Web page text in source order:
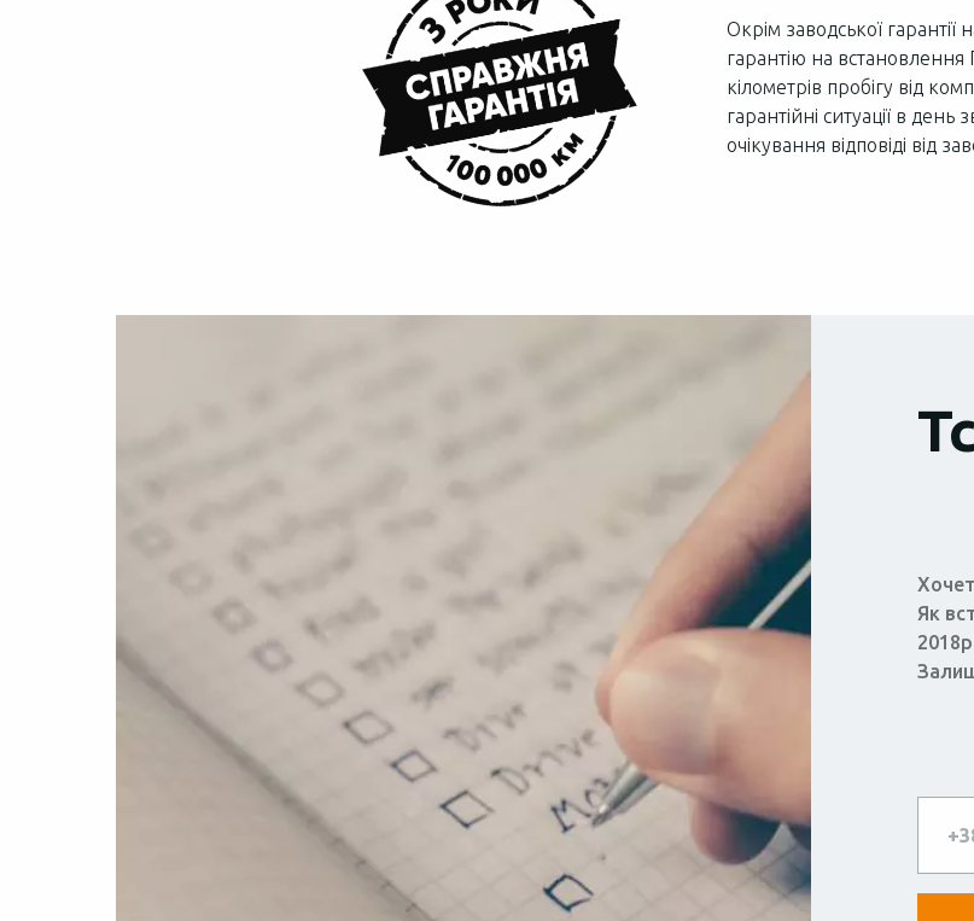
Окрім заводської
гарантію на
кілометрів пробігу від
гарантійні ситуації в
очікування відповіді від
Як